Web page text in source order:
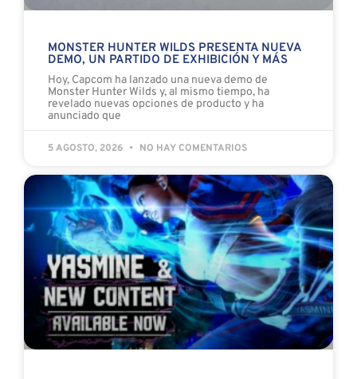
MONSTER HUNTER WILDS PRESENTA NUEVA
DEMO, UN PARTIDO DE EXHIBICIÓN Y MÁS
Hoy, Capcom ha lanzado una nueva demo de
Monster Hunter Wilds y, al mismo tiempo, ha
revelado nuevas opciones de producto y ha
anunciado que
5 AGOSTO, 2026 NO HAY COMENTARIOS